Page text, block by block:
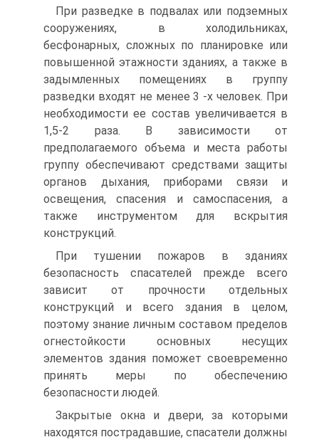
При разведке в подвалах или подземных
сооружениях, в холодильниках,
бесфонарных, сложных по планировке или
повышенной этажности зданиях, а также в
задымленных помещениях в группу
разведки входят не менее 3 -х человек. При
необходимости ее состав увеличивается в
1,5-2 раза. В зависимости от
предполагаемого объема и места работы
группу обеспечивают средствами защиты
органов дыхания, приборами связи и
освещения, спасения и самоспасения, а
также инструментом для вскрытия
конструкций.
При тушении пожаров в зданиях
безопасность спасателей прежде всего
зависит от прочности отдельных
конструкций и всего здания в целом,
поэтому знание личным составом пределов
огнестойкости основных несущих
элементов здания поможет своевременно
принять меры по обеспечению
безопасности людей.
Закрытые окна и двери, за которыми
находятся пострадавшие, спасатели должны